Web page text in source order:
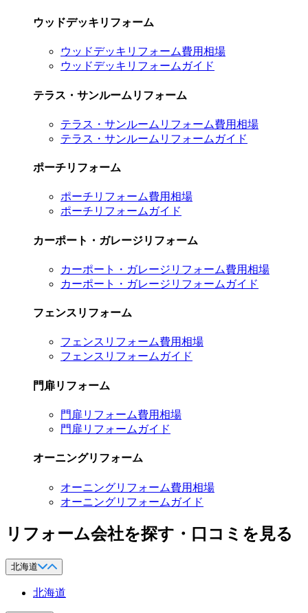
ウッドデッキリフォーム
ウッドデッキリフォーム費用相場
ウッドデッキリフォームガイド
テラス・サンルームリフォーム
テラス・サンルームリフォーム費用相場
テラス・サンルームリフォームガイド
ポーチリフォーム
ポーチリフォーム費用相場
ポーチリフォームガイド
カーポート・ガレージリフォーム
カーポート・ガレージリフォーム費用相場
カーポート・ガレージリフォームガイド
フェンスリフォーム
フェンスリフォーム費用相場
フェンスリフォームガイド
門扉リフォーム
門扉リフォーム費用相場
門扉リフォームガイド
オーニングリフォーム
オーニングリフォーム費用相場
オーニングリフォームガイド
リフォーム会社を探す・口コミを見る
北海道
北海道